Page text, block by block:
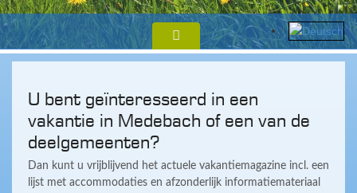
U bent geïnteresseerd in een
vakantie in Medebach of een van de
deelgemeenten?
Dan kunt u vrijblijvend het actuele vakantiemagazine incl. een
lijst met accommodaties en afzonderlijk informatiemateriaal